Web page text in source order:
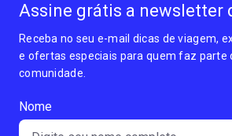
Assine grátis a newsletter
Receba no seu e-mail dicas de viagem,
e ofertas especiais para quem faz parte
comunidade.
Nome